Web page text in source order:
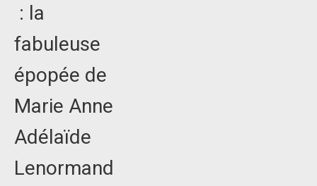
: la
fabuleuse
épopée de
Marie Anne
Adélaïde
Lenormand